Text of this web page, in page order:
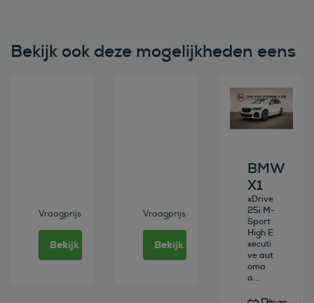
Bekijk ook deze mogelijkheden eens
Vraagprijs
Bekijk deze auto
Vraagprijs
Bekijk deze auto
Bekijk deze
BMW
X1
xDrive
25i M-
Sport
High E
xecuti
ve aut
oma
a...